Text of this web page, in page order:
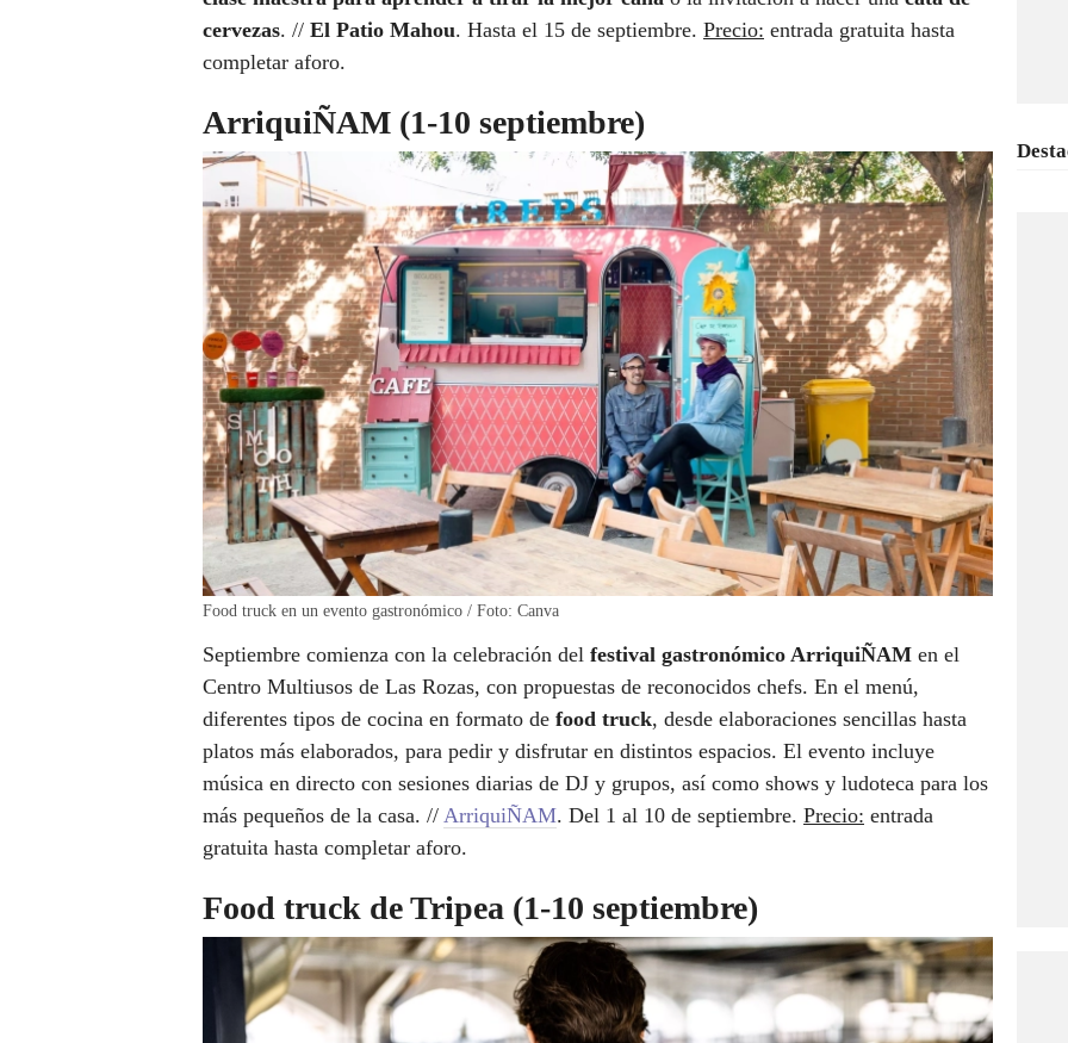
cervezas. // El Patio Mahou. Hasta el 15 de septiembre. Precio: entrada gratuita hasta
completar aforo.
ArriquiÑAM (1-10 septiembre)
Food truck en un evento gastronómico / Foto: Canva
Septiembre comienza con la celebración del festival gastronómico ArriquiÑAM en el
Centro Multiusos de Las Rozas, con propuestas de reconocidos chefs. En el menú,
diferentes tipos de cocina en formato de food truck, desde elaboraciones sencillas hasta
platos más elaborados, para pedir y disfrutar en distintos espacios. El evento incluye
música en directo con sesiones diarias de DJ y grupos, así como shows y ludoteca para los
más pequeños de la casa. // ArriquiÑAM. Del 1 al 10 de septiembre. Precio: entrada
gratuita hasta completar aforo.
Food truck de Tripea (1-10 septiembre)